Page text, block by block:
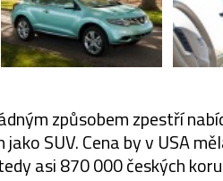
způsobem zpestří
SUV. Cena by v USA
asi 870 000 českých